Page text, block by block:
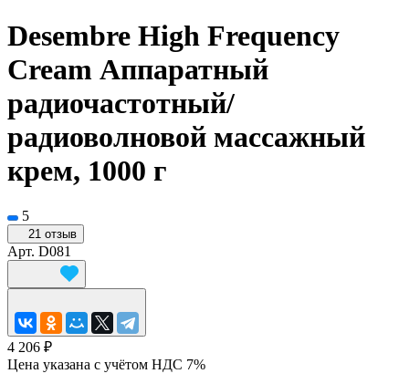
Desembre High Frequency
Cream Аппаратный
радиочастотный/
радиоволновой массажный
крем, 1000 г
5
21 отзыв
Арт. D081
4 206 ₽
Цена указана с учётом НДС 7%